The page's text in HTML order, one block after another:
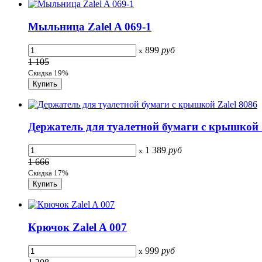
Мыльница Zalel A 069-1
x 899 руб
1 105
Скидка 19%
Держатель для туалетной бумаги с крышкой
x 1 389 руб
1 666
Скидка 17%
Крючок Zalel A 007
x 999 руб